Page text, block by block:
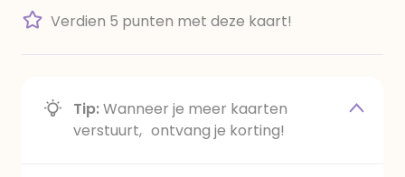
Verdien 5 punten met deze kaart!
Tip:Wanneer je meer kaarten
verstuurt, ontvang je korting!